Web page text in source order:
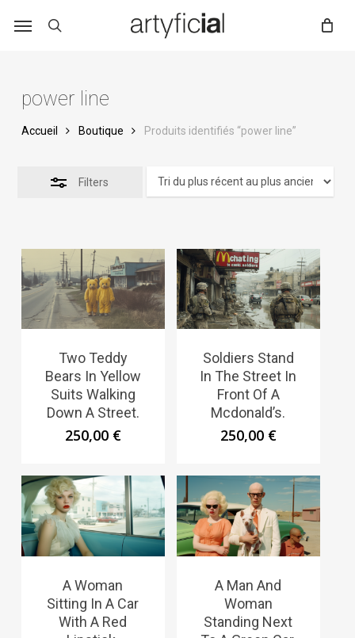
power line
Accueil Boutique Produits identifiés “power line”
Filters
Two Teddy
Bears In Yellow
Suits Walking
Down A Street.
250,00 €
Soldiers Stand
In The Street In
Front Of A
Mcdonald’s.
250,00 €
A Woman
Sitting In A Car
With A Red
A Man And
Woman
Standing Next